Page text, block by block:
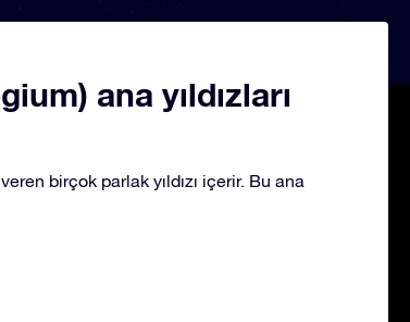
ana yıldızları
birçok parlak yıldızı içerir. Bu ana